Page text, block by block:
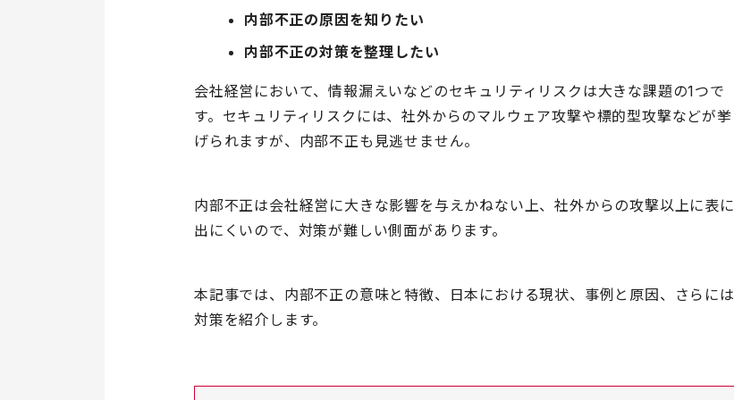
内部不正の原因を知りたい
内部不正の対策を整理したい
会社経営において、情報漏えいなどのセキュリティリスクは大きな課題の1つで
す。セキュリティリスクには、社外からのマルウェア攻撃や標的型攻撃などが挙
げられますが、内部不正も見逃せません。
内部不正は会社経営に大きな影響を与えかねない上、社外からの攻撃以上に表に
出にくいので、対策が難しい側面があります。
本記事では、内部不正の意味と特徴、日本における現状、事例と原因、さらには
対策を紹介します。